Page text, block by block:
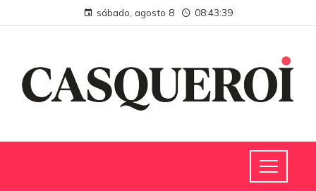
sábado, agosto 8 08:43:40